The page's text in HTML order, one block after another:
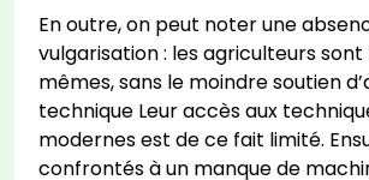
En outre, on peut noter une
vulgarisation : les agriculteurs sont
mêmes, sans le moindre soutien
technique Leur accès aux
modernes est de ce fait limité.
confrontés à un manque de